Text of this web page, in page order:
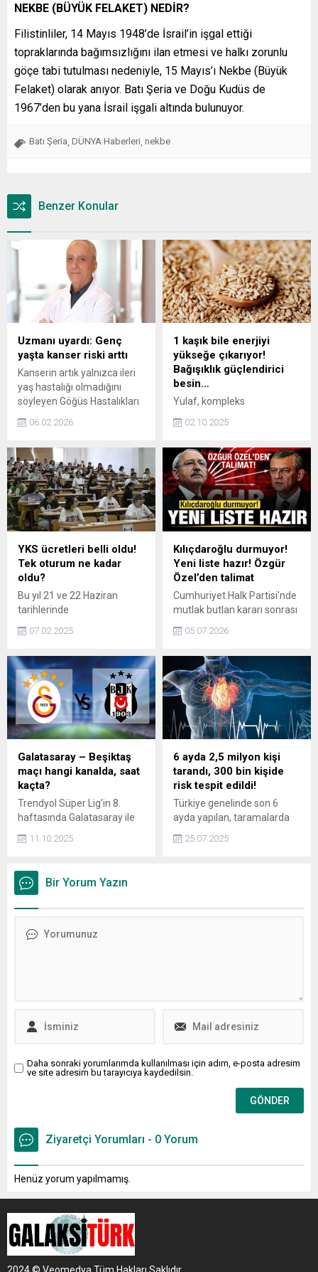
NEKBE (BÜYÜK FELAKET) NEDİR?
Filistinliler, 14 Mayıs 1948’de İsrail’in işgal ettiği
topraklarında bağımsızlığını ilan etmesi ve halkı zorunlu
göçe tabi tutulması nedeniyle, 15 Mayıs’ı Nekbe (Büyük
Felaket) olarak anıyor. Batı Şeria ve Doğu Kudüs de
1967’den bu yana İsrail işgali altında bulunuyor.
Batı Şeria DÜNYA Haberleri nekbe
Benzer Konular
Uzmanı uyardı: Genç
yaşta kanser riski arttı
Kanserin artık yalnızca ileri
yaş hastalığı olmadığını
söyleyen Göğüs Hastalıkları
Uzmanı Prof. Dr. Benan
Çağlayan, “1995 ile 2019
bireylerde kanser sıklığında
yaklaşık yüzde 79’luk bir
artış yaşanmıştır. Özellikle
hiç sigara içmemiş
bireylerde dahi akciğer
kanseri görülme oranlarının
artması dikkat çekicidir.
Genç kadınlarda meme ve
tiroit...
06.02.2026
1 kaşık bile enerjiyi
yükseğe çıkarıyor!
Bağışıklık güçlendirici
besin…
Yulaf, kompleks
karbonhidratlar bakımından
oldukça zengin bir gıdadır ve
uzun süreli enerji sağlar. Gün
boyunca daha dinç ve
enerjik kalmanıza yardımcı
olur. Aynı zamanda, içerdiği
besin öğeleri sayesinde
bağışıklık sistemini
destekleyerek, özellikle
soğuk kış aylarında
hastalıklara karşı direnci
02.10.2025
YKS ücretleri belli oldu!
Tek oturum ne kadar
oldu?
Bu yıl 21 ve 22 Haziran
tarihlerinde
adayların ödeyeceği ücretler
yayınlanan başvuru
kılavuzuna göre tek oturum
için sınav ücreti 450 TL, 3
oturum için ise 1.350 TL
oldu.
07.02.2025
Kılıçdaroğlu durmuyor!
Yeni liste hazır! Özgür
Özel’den talimat
Cumhuriyet Halk Partisi'nde
mutlak butlan kararı sonrası
dönen Kemal Kılıçdaroğlu,
operasyonuna başladı.
CHP’de ‘arınma’ operasyonu
ilçelere uzandı: Tek tek
rapor edilecek!
05.07.2026
Galatasaray – Beşiktaş
maçı hangi kanalda, saat
kaçta?
Trendyol Süper Lig’in 8.
haftasında Galatasaray ile
Beşiktaş, bu akşam RAMS
Park’ta dev derbide kozlarını
bilgileri futbolseverler
tarafından yoğun ilgi
yayınlayacak yabancı
11.10.2025
6 ayda 2,5 milyon kişi
tarandı, 300 bin kişide
risk tespit edildi!
Türkiye genelinde son 6
ayda yapılan, taramalarda
2,5 milyon kişiden 300 bini
aşkın kişide kalp ve damar
25.07.2025
Bir Yorum Yazın
Daha sonraki yorumlarımda kullanılması için adım, e-posta adresim
ve site adresim bu tarayıcıya kaydedilsin.
Ziyaretçi Yorumları - 0 Yorum
Henüz yorum yapılmamış.